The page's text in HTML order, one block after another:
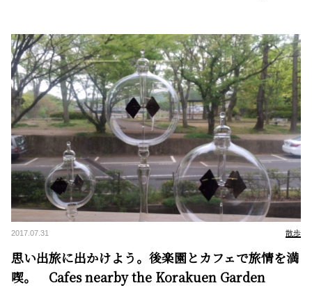
2017.07.31 散歩
思い出旅に出かけよう。後楽園とカフェで旅情を満
喫。 Cafes nearby the Korakuen Garden